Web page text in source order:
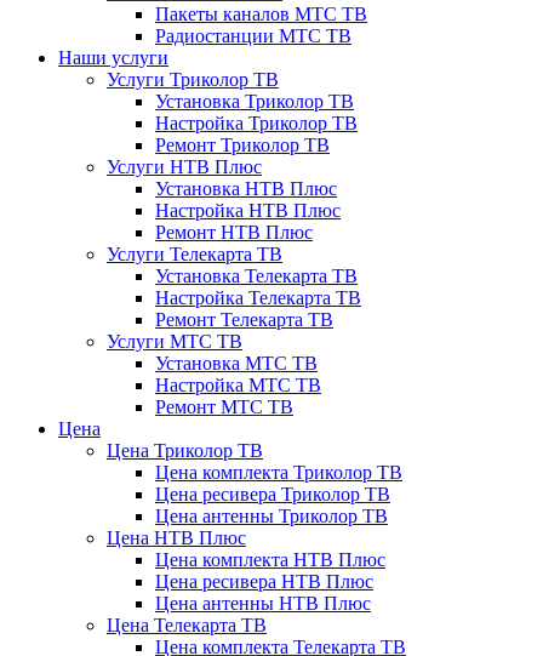
Пакеты каналов МТС ТВ
Радиостанции МТС ТВ
Наши услуги
Услуги Триколор ТВ
Установка Триколор ТВ
Настройка Триколор ТВ
Ремонт Триколор ТВ
Услуги НТВ Плюс
Установка НТВ Плюс
Настройка НТВ Плюс
Ремонт НТВ Плюс
Услуги Телекарта ТВ
Установка Телекарта ТВ
Настройка Телекарта ТВ
Ремонт Телекарта ТВ
Услуги МТС ТВ
Установка МТС ТВ
Настройка МТС ТВ
Ремонт МТС ТВ
Цена
Цена Триколор ТВ
Цена комплекта Триколор ТВ
Цена ресивера Триколор ТВ
Цена антенны Триколор ТВ
Цена НТВ Плюс
Цена комплекта НТВ Плюс
Цена ресивера НТВ Плюс
Цена антенны НТВ Плюс
Цена Телекарта ТВ
Цена комплекта Телекарта ТВ